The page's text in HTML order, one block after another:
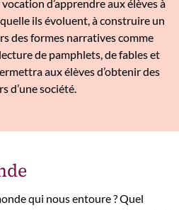
d’apprendre aux élèves à
ils évoluent, à construire un
des formes narratives comme
de pamphlets, de fables et
aux élèves d’obtenir des
d’une société.
qui nous entoure ? Quel